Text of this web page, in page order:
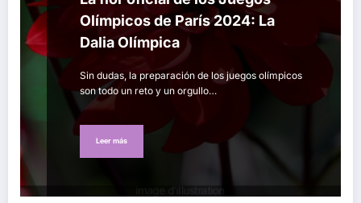
Olímpicos de París 2024: La
Dalia Olímpica
Sin dudas, la preparación de los juegos olímpicos
son todo un reto y un orgullo…
Leer más